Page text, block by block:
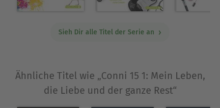
Sieh Dir alle Titel der Serie an
Ähnliche Titel wie „Conni 15 1: Mein Leben,
die Liebe und der ganze Rest“